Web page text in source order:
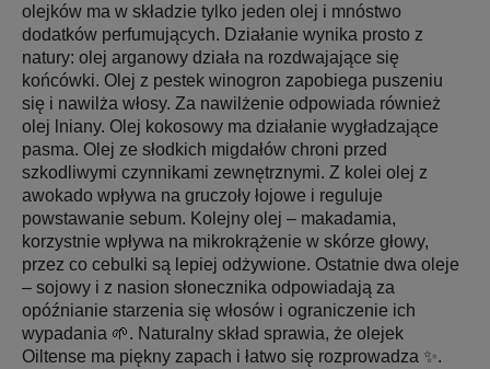
olejków ma w składzie tylko jeden olej i mnóstwo
dodatków perfumujących. Działanie wynika prosto z
natury: olej arganowy działa na rozdwajające się
końcówki. Olej z pestek winogron zapobiega puszeniu
się i nawilża włosy. Za nawilżenie odpowiada również
olej lniany. Olej kokosowy ma działanie wygładzające
pasma. Olej ze słodkich migdałów chroni przed
szkodliwymi czynnikami zewnętrznymi. Z kolei olej z
awokado wpływa na gruczoły łojowe i reguluje
powstawanie sebum. Kolejny olej – makadamia,
korzystnie wpływa na mikrokrążenie w skórze głowy,
przez co cebulki są lepiej odżywione. Ostatnie dwa oleje
– sojowy i z nasion słonecznika odpowiadają za
opóźnianie starzenia się włosów i ograniczenie ich
wypadania 🌱. Naturalny skład sprawia, że olejek
Oiltense ma piękny zapach i łatwo się rozprowadza ✨.